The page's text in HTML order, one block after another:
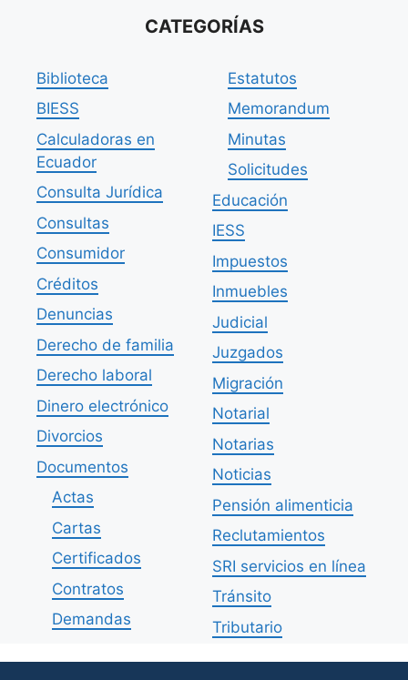
CATEGORÍAS
Biblioteca
BIESS
Calculadoras en
Ecuador
Consulta Jurídica
Consultas
Consumidor
Créditos
Denuncias
Derecho de familia
Derecho laboral
Dinero electrónico
Divorcios
Documentos
Actas
Cartas
Certificados
Contratos
Demandas
Estatutos
Memorandum
Minutas
Solicitudes
Educación
IESS
Impuestos
Inmuebles
Judicial
Juzgados
Migración
Notarial
Notarias
Noticias
Pensión alimenticia
Reclutamientos
SRI servicios en línea
Tránsito
Tributario